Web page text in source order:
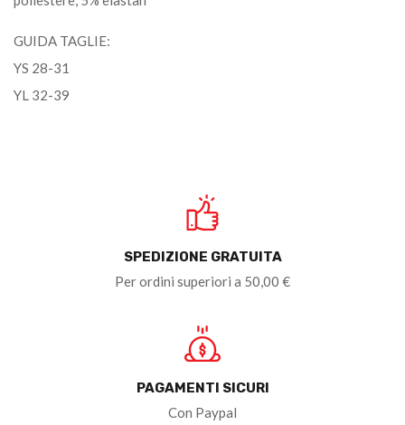
GUIDA TAGLIE:
YS 28-31
YL 32-39
SPEDIZIONE GRATUITA
Per ordini superiori a 50,00 €
PAGAMENTI SICURI
Con Paypal